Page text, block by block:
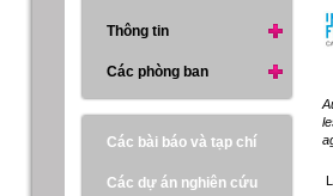
Thông tin
Các phòng ban
Các bài báo và tạp chí
Các dự án nghiên cứu